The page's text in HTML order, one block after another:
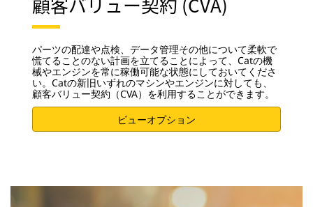
パーツの配達や点検、データ管理その他について柔軟で
慌てることのない計画を立てることによって、Catの機
械やエンジンを常に稼働可能な状態にしておいてくださ
い。Catの新旧いずれのマシンやエンジンに対しても、
顧客バリュー契約（CVA）を利用することができます。
ビューオプション